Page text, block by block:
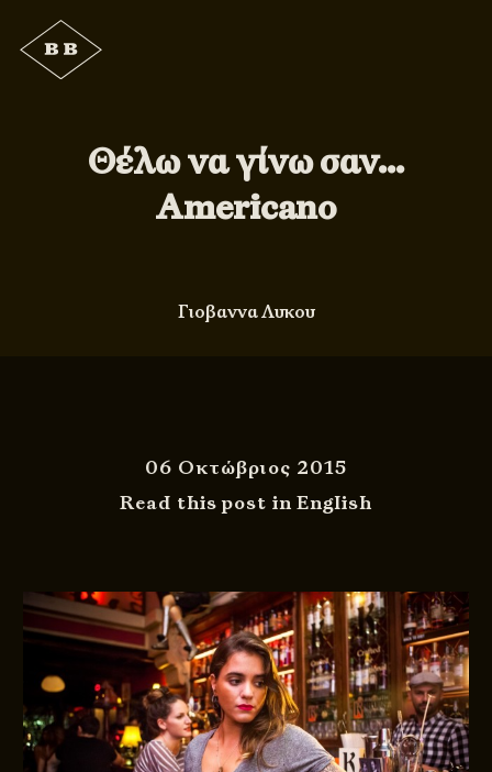
Θέλω να γίνω σαν…
Americano
Γιοβαννα Λυκου
06 Οκτώβριος 2015
Read this post in English